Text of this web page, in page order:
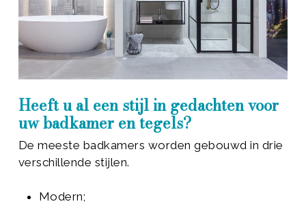
Heeft u al een stijl in gedachten voor
uw badkamer en tegels?
De meeste badkamers worden gebouwd in drie
verschillende stijlen.
Modern;